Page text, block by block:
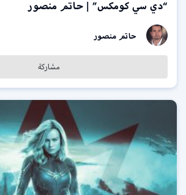
“دي سي كومكس” | حاتم منصور
حاتم منصور
مشاركة